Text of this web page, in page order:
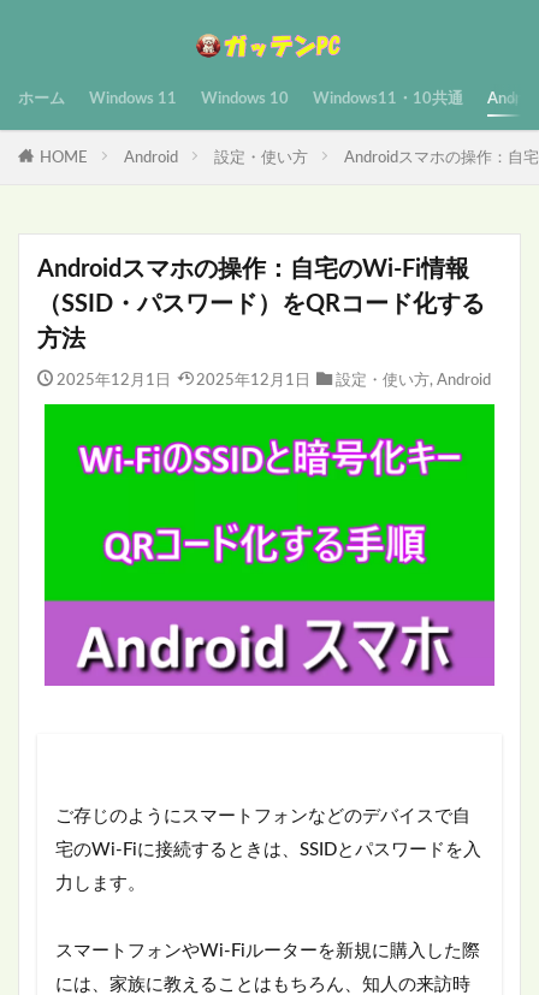
ホーム Windows 11 Windows 10 Windows11・10共通
HOME Android 設定・使い方 Androidスマホの操作：自
Androidスマホの操作：自宅のWi-Fi情報
（SSID・パスワード）をQRコード化する
方法
2025年12月1日 2025年12月1日 設定・使い方, Android
ご存じのようにスマートフォンなどのデバイスで自
宅のWi-Fiに接続するときは、SSIDとパスワードを入
力します。
スマートフォンやWi-Fiルーターを新規に購入した際
には、家族に教えることはもちろん、知人の来訪時